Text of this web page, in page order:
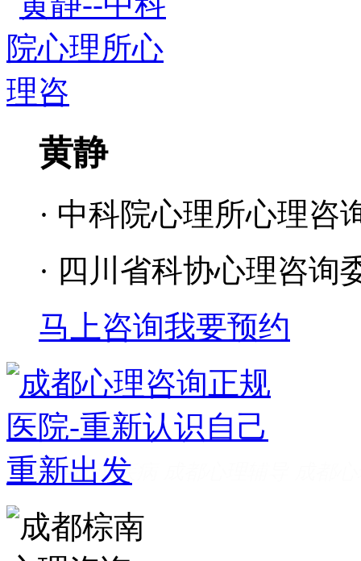
黄静
· 中科院心理所心理咨
· 四川省科协心理咨询
马上咨询我要预约
成都看心理疾病
家好 成都心理咨询推荐
费
成都心理医院哪里好